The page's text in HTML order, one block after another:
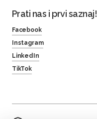
Prati nas i prvi saznaj!
Facebook
Instagram
LinkedIn
TikTok